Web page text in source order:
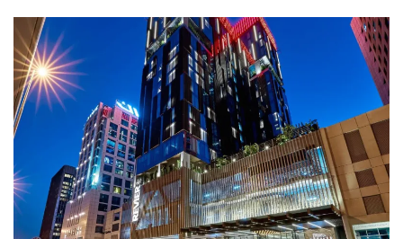
ل
ر
ي
د
ا
إ
ل
ك